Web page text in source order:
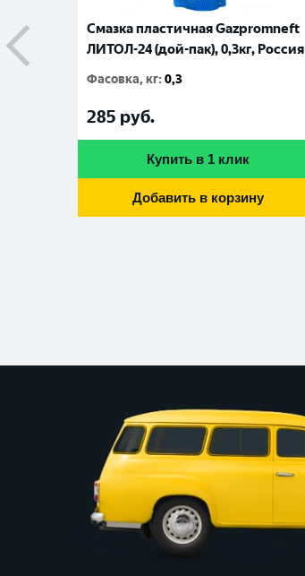
Смазка пластичная Gazpromneft
ЛИТОЛ-24 (дой-пак), 0,3кг, Россия
Фасовка, кг:0,3
285 руб.
Купить в 1 клик
Добавить в корзину